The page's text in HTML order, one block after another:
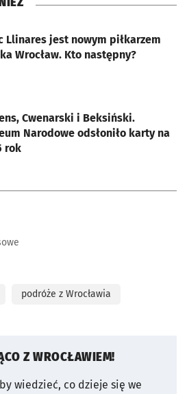
Llinares jest nowym piłkarzem
Wrocław. Kto następny?
Cwenarski i Beksiński.
Narodowe odsłoniło karty na
rok
podróże z Wrocławia
Z WROCŁAWIEM!
wiedzieć, co dzieje się we